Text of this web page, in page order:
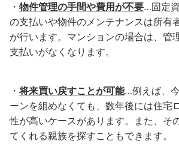
・ 物件管理の手間や費用が不要…固定
の支払いや物件のメンテナンスは所有
が行います。マンションの場合は、管
支払いがなくなります。
・将来買い戻すことが可能…例えば、
ーンを組めなくても、数年後には住宅
性が高いケースがあります。また、そ
てくれる親族を探すこともできます。